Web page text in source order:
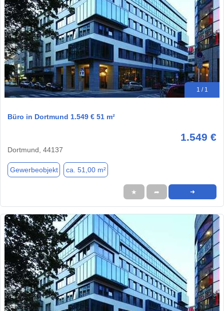
1 / 1
Büro in Dortmund 1.549 € 51 m²
1.549 €
Dortmund, 44137
Gewerbeobjekt ca. 51,00 m²
★ ➦ ➜